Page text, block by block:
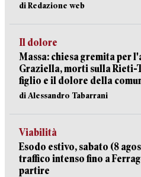
di Redazione web
Il dolore
Massa: chiesa gremita per
Graziella, morti sulla Rieti-
figlio e il dolore della
di Alessandro Tabarrani
Viabilità
Esodo estivo, sabato (8
traffico intenso fino a
partire